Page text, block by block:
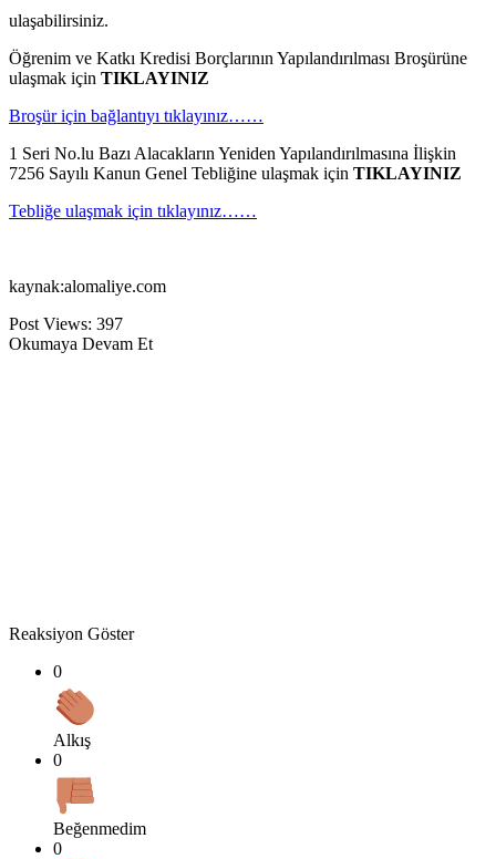
ulaşabilirsiniz.
Öğrenim ve Katkı Kredisi Borçlarının Yapılandırılması Broşürüne
ulaşmak için TIKLAYINIZ
Broşür için bağlantıyı tıklayınız……
1 Seri No.lu Bazı Alacakların Yeniden Yapılandırılmasına İlişkin
7256 Sayılı Kanun Genel Tebliğine ulaşmak için TIKLAYINIZ
Tebliğe ulaşmak için tıklayınız……
kaynak:alomaliye.com
Post Views: 397
Okumaya Devam Et
Reaksiyon Göster
0
Alkış
0
Beğenmedim
0